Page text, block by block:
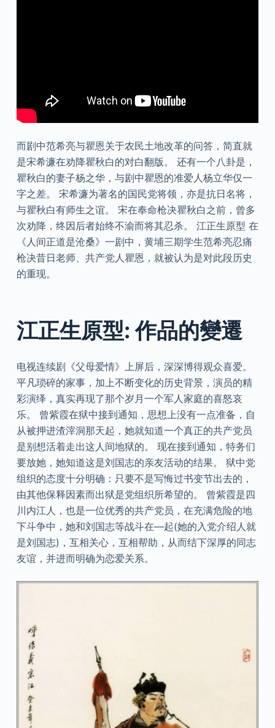
而剧中范希亮与瞿恩关于农民土地改革的问答，简直就
是宋希濂在劝降瞿秋白的对白翻版。 还有一个八卦是，
瞿秋白的妻子杨之华，与剧中瞿恩的准爱人杨立华仅一
字之差。 宋希濂为著名的国民党将领，亦是抗日名将，
与瞿秋白有师生之谊。 宋在奉命枪决瞿秋白之前，曾多
次劝降，终因后者始终不渝而将其忍杀。 江正生原型 在
《人间正道是沧桑》一剧中，黄埔三期学生范希亮忍痛
枪决昔日老师、共产党人瞿恩，就被认为是对此段历史
的重现。
江正生原型: 作品的變遷
电视连续剧《父母爱情》上屏后，深深博得观众喜爱。
平凡琐碎的家事，加上不断变化的历史背景，演员的精
彩演绎，真实再现了那个岁月一个军人家庭的喜怒哀
乐。 曾紫霞在狱中接到通知，思想上没有一点准备，自
从被押进渣滓洞那天起，她就知道一个真正的共产党员
是别想活着走出这人间地狱的。 现在接到通知，特务们
要放她，她知道这是刘国志的亲友活动的结果。 狱中党
组织的态度十分明确：只要不是写悔过书变节出去的，
由其他保释因素而出狱是党组织所希望的。 曾紫霞是四
川内江人，也是一位优秀的共产党员，在充满危险的地
下斗争中，她和刘国志等战斗在—起(她的入党介绍人就
是刘国志)，互相关心，互相帮助，从而结下深厚的同志
友谊，并进而明确为恋爱关系。